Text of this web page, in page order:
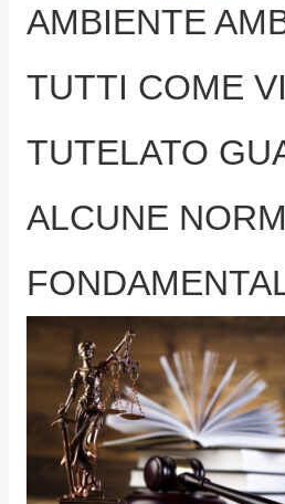
AMBIENTE
TUTTI COME
TUTELATO
ALCUNE